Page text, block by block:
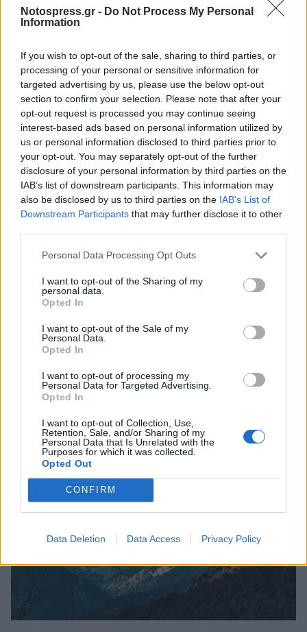
Notospress.gr - Do Not Process My Personal
Information
If you wish to opt-out of the sale, sharing to third parties, or
processing of your personal or sensitive information for
targeted advertising by us, please use the below opt-out
section to confirm your selection. Please note that after your
opt-out request is processed you may continue seeing
interest-based ads based on personal information utilized by
us or personal information disclosed to third parties prior to
your opt-out. You may separately opt-out of the further
disclosure of your personal information by third parties on the
IAB’s list of downstream participants. This information may
also be disclosed by us to third parties on the IAB’s List of
Downstream Participants that may further disclose it to other
Personal Data Processing Opt Outs
I want to opt-out of the Sharing of my
personal data.
Opted In
I want to opt-out of the Sale of my
Personal Data.
Opted In
I want to opt-out of processing my
Personal Data for Targeted Advertising.
Opted In
I want to opt-out of Collection, Use,
Retention, Sale, and/or Sharing of my
Personal Data that Is Unrelated with the
Purposes for which it was collected.
Opted Out
CONFIRM
Data Deletion Data Access Privacy Policy
Κυπαρισσία: Open Air προβολή του
βραβευμένου ντοκιμαντέρ «Ocean with David
Attenborough»
04/08/2026 11:36
Εμπρησμός Ευρωπαϊκής γης ή εμπρησμός της
30/07/2026 08:59